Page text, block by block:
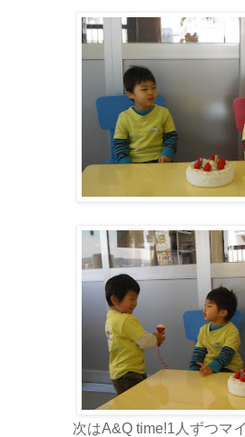
次はA&Q time!1人ずつマ